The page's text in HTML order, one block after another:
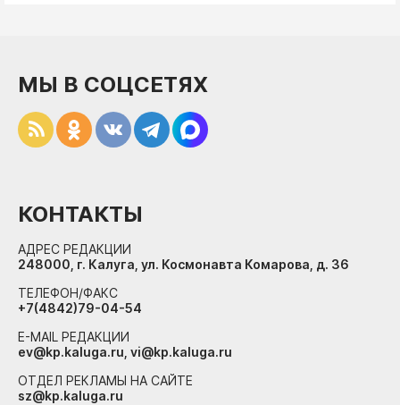
МЫ В СОЦСЕТЯХ
КОНТАКТЫ
АДРЕС РЕДАКЦИИ
248000, г. Калуга, ул. Космонавта Комарова, д. 36
ТЕЛЕФОН/ФАКС
+7(4842)79-04-54
E-MAIL РЕДАКЦИИ
ev@kp.kaluga.ru, vi@kp.kaluga.ru
ОТДЕЛ РЕКЛАМЫ НА САЙТЕ
sz@kp.kaluga.ru